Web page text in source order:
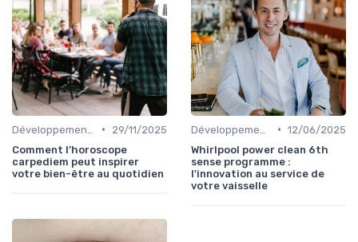
•
29/11/2025
Comment l’horoscope
carpediem peut inspirer
votre bien-être au quotidien
• 12/06/2025
Whirlpool power clean 6th
sense programme :
l'innovation au service de
votre vaisselle